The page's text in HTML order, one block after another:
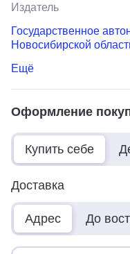
Издатель
Государственное
Новосибирской
Ещё
Оформление
Купить себе
Доставка
Адрес До